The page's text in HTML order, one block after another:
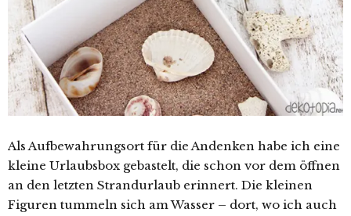
Als Aufbewahrungsort für die Andenken habe ich eine
kleine Urlaubsbox gebastelt, die schon vor dem öffnen
an den letzten Strandurlaub erinnert. Die kleinen
Figuren tummeln sich am Wasser – dort, wo ich auch